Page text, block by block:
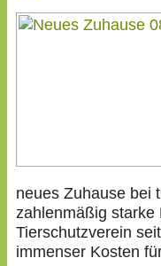
neues Zuhause bei
zahlenmäßig starke
Tierschutzverein
immenser Kosten